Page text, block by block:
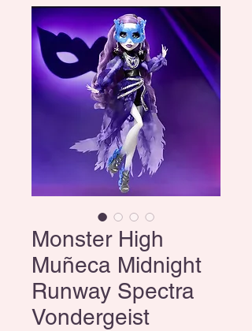
Monster High
Muñeca Midnight
Runway Spectra
Vondergeist